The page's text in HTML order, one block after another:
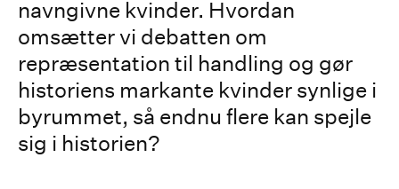
navngivne kvinder. Hvordan
omsætter vi debatten om
repræsentation til handling og gør
historiens markante kvinder synlige i
byrummet, så endnu flere kan spejle
sig i historien?